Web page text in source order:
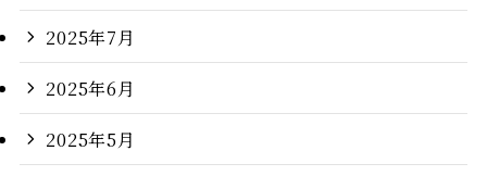
2025年7月
2025年6月
2025年5月